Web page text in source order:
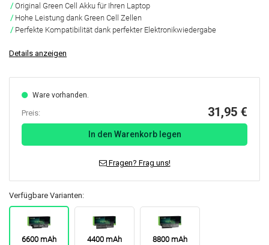
Original Green Cell Akku für Ihren Laptop
Hohe Leistung dank Green Cell Zellen
Perfekte Kompatibilität dank perfekter Elektronikwiedergabe
Details anzeigen
Ware vorhanden.
Preis: 31,95 €
In den Warenkorb legen
Fragen? Frag uns!
Verfügbare Varianten:
6600 mAh
4400 mAh
8800 mAh